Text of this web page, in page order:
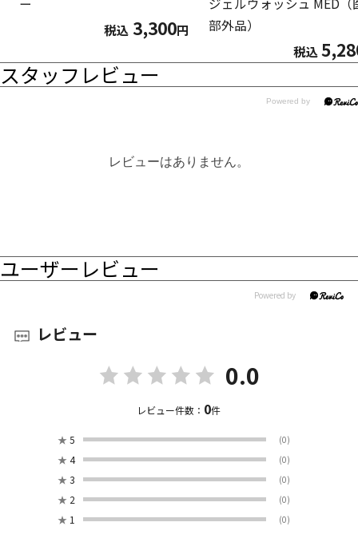
税込 3,300円
部外品）
税込
スタッフレビュー
レビューはありません。
ユーザーレビュー
レビュー
0.0
レビュー件数： 0件
★ 5 (0)
★ 4 (0)
★ 3 (0)
★ 2 (0)
★ 1 (0)